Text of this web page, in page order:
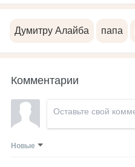
Думитру Алайба папа
Комментарии
Новые